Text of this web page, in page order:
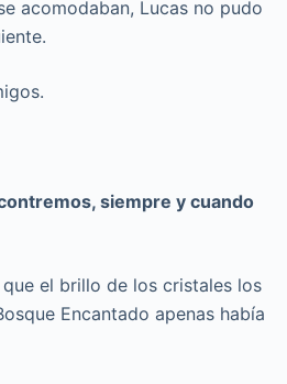
acomodaban, Lucas no pudo
siempre y cuando
el brillo de los cristales los
Encantado apenas había